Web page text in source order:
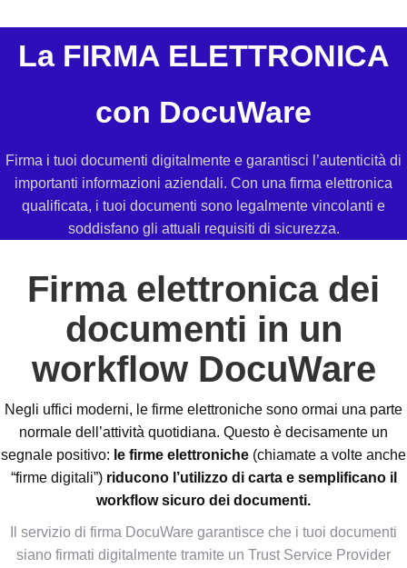
La FIRMA ELETTRONICA
con DocuWare
Firma i tuoi documenti digitalmente e garantisci l’autenticità di
importanti informazioni aziendali. Con una firma elettronica
qualificata, i tuoi documenti sono legalmente vincolanti e
soddisfano gli attuali requisiti di sicurezza.
Firma elettronica dei
documenti in un
workflow DocuWare
Negli uffici moderni, le firme elettroniche sono ormai una parte
normale dell’attività quotidiana. Questo è decisamente un
segnale positivo: le firme elettroniche (chiamate a volte anche
“firme digitali”)riducono l’utilizzo di carta e semplificano il
workflow sicuro dei documenti.
Il servizio di firma DocuWare garantisce che i tuoi documenti
siano firmati digitalmente tramite un Trust Service Provider